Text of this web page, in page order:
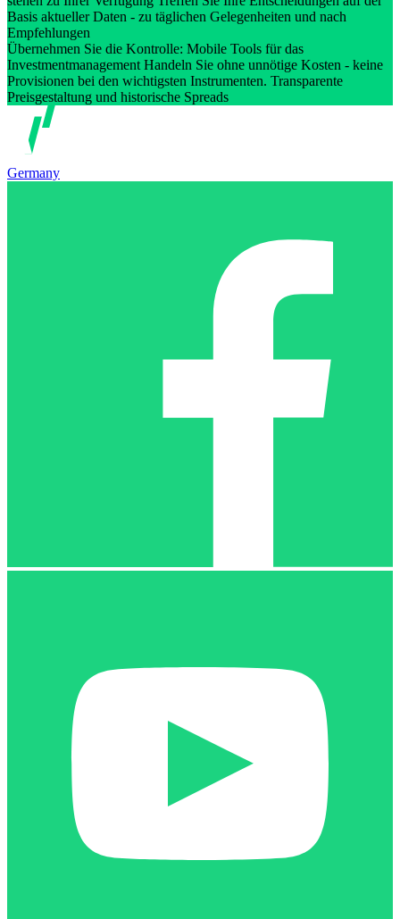
Basis aktueller Daten - zu täglichen Gelegenheiten und nach
Empfehlungen
Übernehmen Sie die Kontrolle: Mobile Tools für das
Investmentmanagement Handeln Sie ohne unnötige Kosten - keine
Provisionen bei den wichtigsten Instrumenten. Transparente
Preisgestaltung und historische Spreads
Germany